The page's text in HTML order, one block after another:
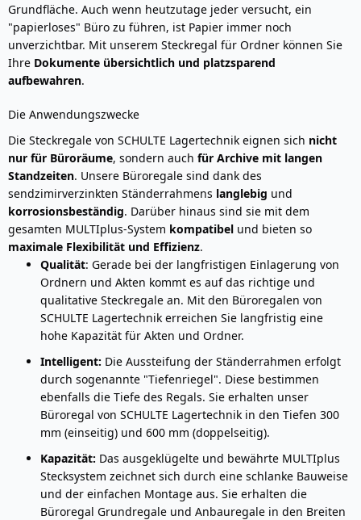
Grundfläche. Auch wenn heutzutage jeder versucht, ein
"papierloses" Büro zu führen, ist Papier immer noch
unverzichtbar. Mit unserem Steckregal für Ordner können Sie
Ihre Dokumente übersichtlich und platzsparend
aufbewahren.
Die Anwendungszwecke
Die Steckregale von SCHULTE Lagertechnik eignen sich nicht
nur für Büroräume, sondern auch für Archive mit langen
Standzeiten. Unsere Büroregale sind dank des
sendzimirverzinkten Ständerrahmens langlebig und
korrosionsbeständig. Darüber hinaus sind sie mit dem
gesamten MULTIplus-System kompatibel und bieten so
maximale Flexibilität und Effizienz.
Qualität: Gerade bei der langfristigen Einlagerung von
Ordnern und Akten kommt es auf das richtige und
qualitative Steckregale an. Mit den Büroregalen von
SCHULTE Lagertechnik erreichen Sie langfristig eine
hohe Kapazität für Akten und Ordner.
Intelligent: Die Aussteifung der Ständerrahmen erfolgt
durch sogenannte "Tiefenriegel". Diese bestimmen
ebenfalls die Tiefe des Regals. Sie erhalten unser
Büroregal von SCHULTE Lagertechnik in den Tiefen 300
mm (einseitig) und 600 mm (doppelseitig).
Kapazität: Das ausgeklügelte und bewährte MULTIplus
Stecksystem zeichnet sich durch eine schlanke Bauweise
und der einfachen Montage aus. Sie erhalten die
Büroregal Grundregale und Anbauregale in den Breiten